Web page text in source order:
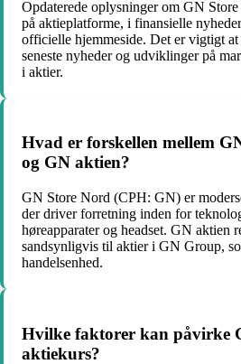
Opdaterede oplysninger om GN
på aktieplatforme, i finansielle
officielle hjemmeside. Det er vigtigt
seneste nyheder og udviklinger på
i aktier.
Hvad er forskellen mellem
og GN aktien?
GN Store Nord (CPH: GN) er
der driver forretning inden for
høreapparater og headset. GN aktien
sandsynligvis til aktier i GN Group,
handelsenhed.
Hvilke faktorer kan påvirke
aktiekurs?